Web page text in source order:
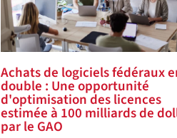
Achats de logiciels fédéraux
double : Une opportunité
d'optimisation des licences
estimée à 100 milliards de
par le GAO